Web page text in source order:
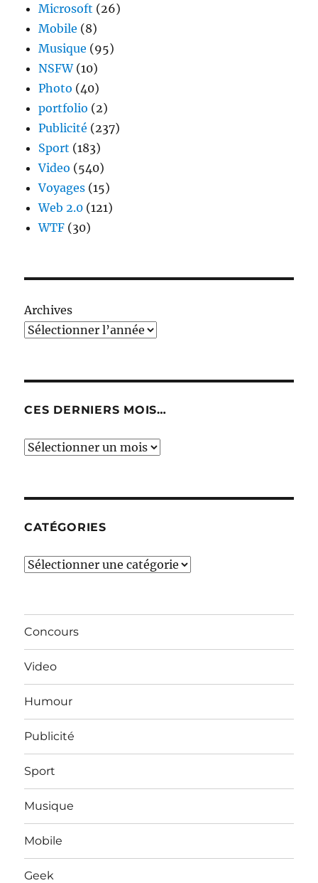
Microsoft (26)
Mobile (8)
Musique (95)
NSFW(10)
Photo (40)
portfolio (2)
Publicité (237)
Sport (183)
Video (540)
Voyages (15)
Web 2.0 (121)
WTF (30)
Archives
CES DERNIERS MOIS…
Ces
CATÉGORIES
Catégories
Concours
Video
Humour
Publicité
Sport
Musique
Mobile
Geek